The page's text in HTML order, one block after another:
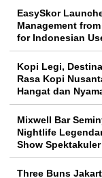
EasySkor
Management
for Indonesian
Kopi Legi,
Rasa Kopi
Hangat dan
Mixwell Bar
Nightlife
Show
Three Buns